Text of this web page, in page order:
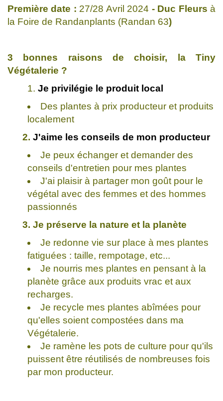
Première date : 27/28 Avril 2024 - Duc Fleursà
la Foire de Randanplants (Randan 63)
3 bonnes raisons de choisir, la Tiny
Végétalerie ?
Je privilégie le produit local
Des plantes à prix producteur et produits
localement
2. J'aime les conseils de mon producteur
Je peux échanger et demander des
conseils d'entretien pour mes plantes
J'ai plaisir à partager mon goût pour le
végétal avec des femmes et des hommes
passionnés
3. Je préserve la nature et la planète
Je redonne vie sur place à mes plantes
fatiguées : taille, rempotage, etc...
Je nourris mes plantes en pensant à la
planète grâce aux produits vrac et aux
recharges.
Je recycle mes plantes abîmées pour
qu'elles soient compostées dans ma
Végétalerie.
Je ramène les pots de culture pour qu'ils
puissent être réutilisés de nombreuses fois
par mon producteur.